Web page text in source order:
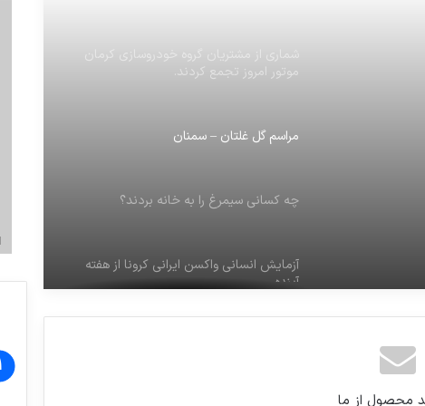
مراسم گل غلتان – سمنان
چه کسانی سیمرغ را به خانه بردند؟
آزمایش انسانی واکسن ایرانی کرونا از هفته
پایگاه های الکترونیکی قطری که ازحدود دو
شده بود صبح امروز دوشنبه رفع فیلتر شد.
محصول از ما